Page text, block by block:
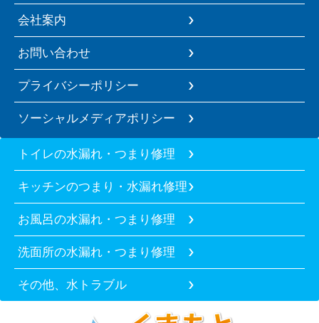
会社案内
お問い合わせ
プライバシーポリシー
ソーシャルメディアポリシー
トイレの水漏れ・つまり修理
キッチンのつまり・水漏れ修理
お風呂の水漏れ・つまり修理
洗面所の水漏れ・つまり修理
その他、水トラブル